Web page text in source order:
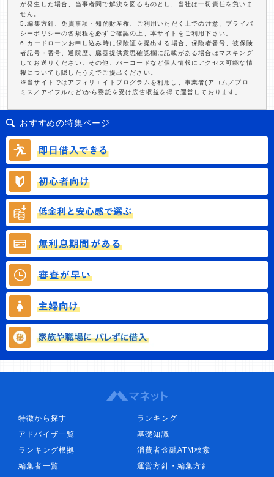
が発生した場合、当事者間で解決を図るものとし、当社は一切責任を負いま
せん。
5.編集方針、免責事項・知的財産権、ご利用いただく上での注意、プライバ
シーポリシーの各規程を必ずご確認の上、本サイトをご利用下さい。
6.カードローンお申し込み時に保険証を提出する場合、保険者番号、被保険
者記号・番号、通院歴、臓器提供意思確認欄に記載がある場合はマスキング
してお送りください。その他、バーコードなど個人情報にアクセス可能な情
報についても隠したうえでご提出ください。
※当サイトではアフィリエイトプログラムを利用し、事業者(アコム／プロ
ミス／アイフルなど)から委託を受け広告収益を得て運営しております。
おすすめの特集ページ
特徴から探す
ランキング
アドバイザ一覧
基礎知識
ランキング根拠
消費者金融ATM検索
編集者一覧
運営方針・編集方針